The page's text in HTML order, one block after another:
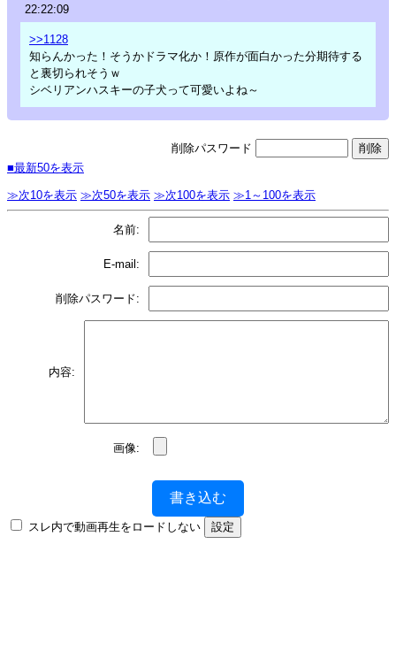
22:22:09
>>1128
知らんかった！そうかドラマ化か！原作が面白かった分期待する
と裏切られそうｗ
シベリアンハスキーの子犬って可愛いよね～
削除パスワード
■最新50を表示
≫次10を表示 ≫次50を表示 ≫次100を表示 ≫1～100を表示
名前:
E-mail:
削除パスワード:
内容:
画像:
書き込む
スレ内で動画再生をロードしない